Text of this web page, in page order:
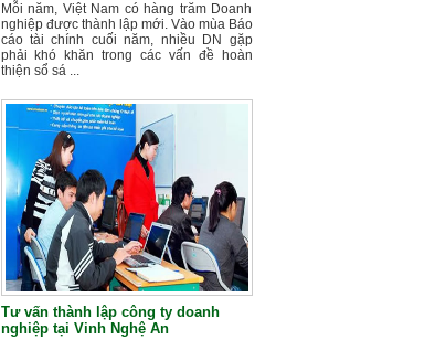
Mỗi năm, Việt Nam có hàng trăm Doanh
nghiệp được thành lập mới. Vào mùa Báo
cáo tài chính cuối năm, nhiều DN gặp
phải khó khăn trong các vấn đề hoàn
thiện sổ sá ...
Tư vấn thành lập công ty doanh
nghiệp tại Vinh Nghệ An